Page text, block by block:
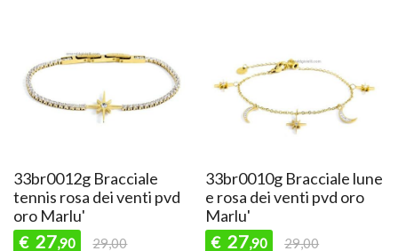
33br0012g Bracciale
tennis rosa dei venti pvd
oro Marlu'
€ 27,90 29,00
33br0010g Bracciale lune
e rosa dei venti pvd oro
Marlu'
€ 27,90 29,00